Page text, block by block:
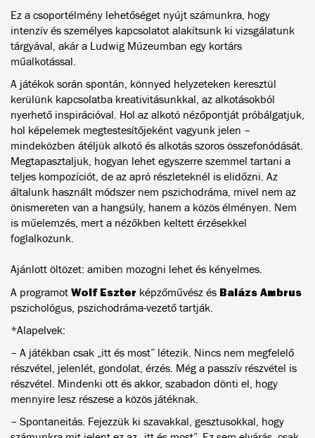
Ez a csoportélmény lehetőséget nyújt számunkra, hogy
intenzív és személyes kapcsolatot alakítsunk ki vizsgálatunk
tárgyával, akár a Ludwig Múzeumban egy kortárs
műalkotással.
A játékok során spontán, könnyed helyzeteken keresztül
kerülünk kapcsolatba kreativitásunkkal, az alkotásokból
nyerhető inspirációval. Hol az alkotó nézőpontját próbálgatjuk,
hol képelemek megtestesítőjeként vagyunk jelen –
mindeközben átéljük alkotó és alkotás szoros összefonódását.
Megtapasztaljuk, hogyan lehet egyszerre szemmel tartani a
teljes kompozíciót, de az apró részleteknél is elidőzni. Az
általunk használt módszer nem pszichodráma, mivel nem az
önismereten van a hangsúly, hanem a közös élményen. Nem
is műelemzés, mert a nézőkben keltett érzésekkel
foglalkozunk.
Ajánlott öltözet: amiben mozogni lehet és kényelmes.
A programot Wolf Eszter képzőművész és Balázs Ambrus
pszichológus, pszichodráma-vezető tartják.
*Alapelvek:
– A játékban csak „itt és most” létezik. Nincs nem megfelelő
részvétel, jelenlét, gondolat, érzés. Még a passzív részvétel is
részvétel. Mindenki ott és akkor, szabadon dönti el, hogy
mennyire lesz részese a közös játéknak.
– Spontaneitás. Fejezzük ki szavakkal, gesztusokkal, hogy